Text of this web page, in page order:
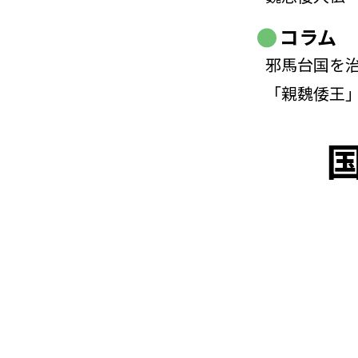
コラム
邪馬台国を
「親魏倭